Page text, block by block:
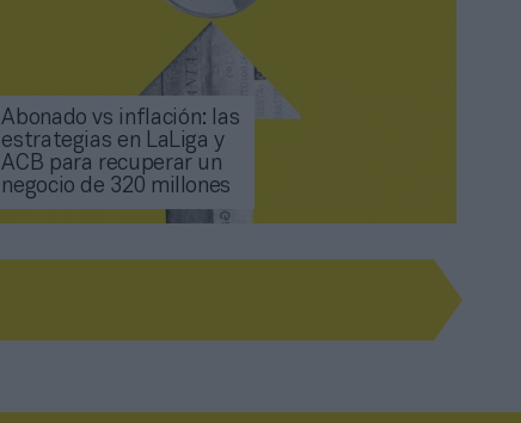
Abonado vs inflación: las
estrategias en LaLiga y
ACB para recuperar un
negocio de 320 millones